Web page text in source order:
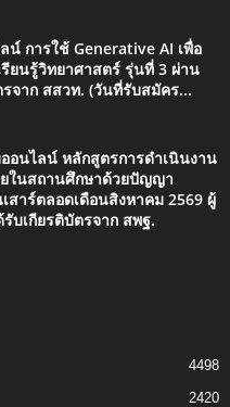
การใช้ Generative AI เพื่อ
ยนรู้วิทยาศาสตร์ รุ่นที่ 3 ผ่าน
จาก สสวท. (วันที่รับสมัคร...
อนไลน์ หลักสูตรการดำเนินงาน
ในสถานศึกษาด้วยปัญญา
สาร์ตลอดเดือนสิงหาคม 2569 ผู้
บเกียรติบัตรจาก สพฐ.
4498
2420